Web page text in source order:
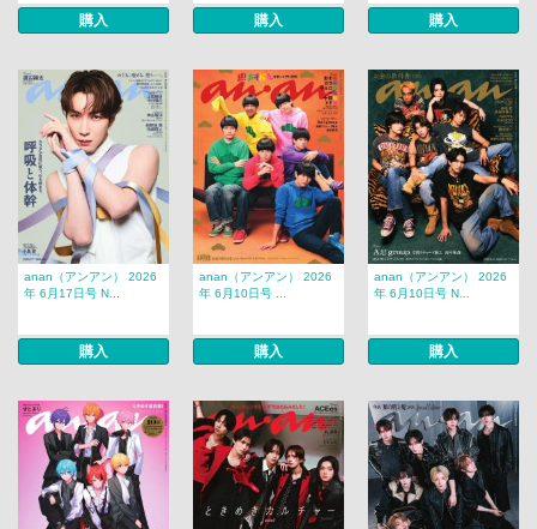
購入 購入 購入
anan（アンアン） 2026
年 6月17日号 N...
購入
anan（アンアン） 2026
年 6月10日号 ...
購入
anan（アンアン） 2026
年 6月10日号 N...
購入